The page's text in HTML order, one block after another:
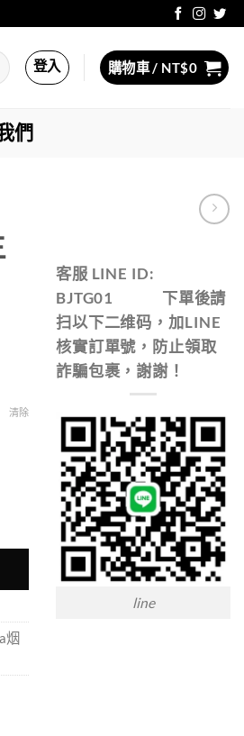
登入 購物車 / NT$0
們
清除
烟弹专用 數量
烟
客服 LINE ID:
BJTG01 下單後請
扫以下二维码，加LINE
核實訂單號，防止領取
詐騙包裹，謝謝！
line